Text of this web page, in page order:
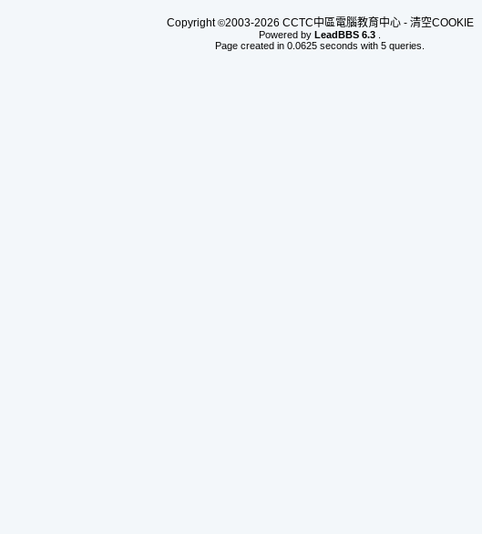
Copyright©2003-2026 CCTC中區電腦教育中心 - 清空COOKIE
Powered by LeadBBS 6.3
Page created in 0.0625 seconds with 5 queries.